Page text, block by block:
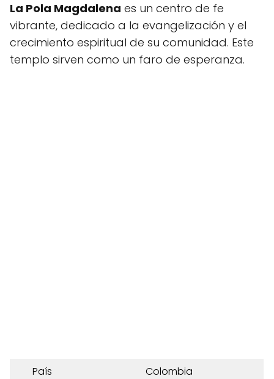
La Pola Magdalena es un centro de fe
vibrante, dedicado a la evangelización y el
crecimiento espiritual de su comunidad. Este
templo sirven como un faro de esperanza.
País
Colombia